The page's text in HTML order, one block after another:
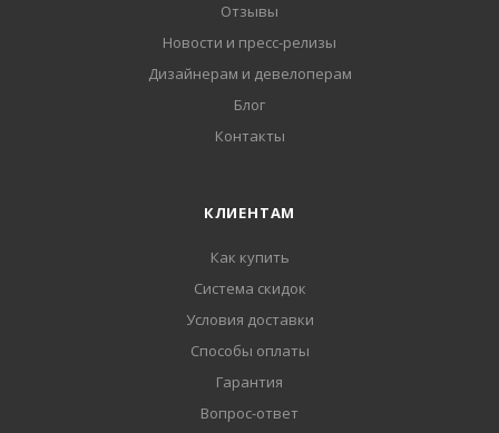
Отзывы
Новости и пресс-релизы
Дизайнерам и девелоперам
Блог
Контакты
КЛИЕНТАМ
Как купить
Система скидок
Условия доставки
Способы оплаты
Гарантия
Вопрос-ответ